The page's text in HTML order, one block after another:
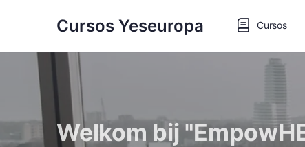
Cursos Yeseuropa Cursos
Welkom bij